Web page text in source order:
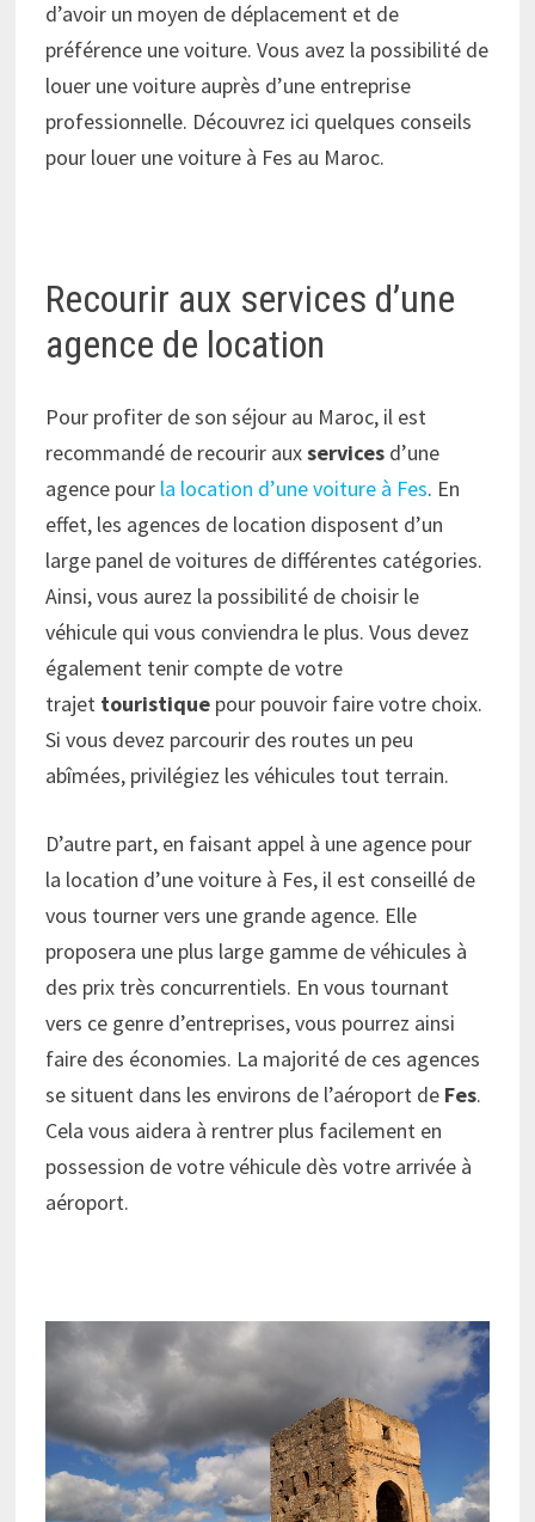
d’avoir un moyen de déplacement et de
préférence une voiture. Vous avez la possibilité de
louer une voiture auprès d’une entreprise
professionnelle. Découvrez ici quelques conseils
pour louer une voiture à Fes au Maroc.
Recourir aux services d’une
agence de location
Pour profiter de son séjour au Maroc, il est
recommandé de recourir auxservices d’une
agence pour la location d’une voiture à Fes. En
effet, les agences de location disposent d’un
large panel de voitures de différentes catégories.
Ainsi, vous aurez la possibilité de choisir le
véhicule qui vous conviendra le plus. Vous devez
également tenir compte de votre
trajet touristique pour pouvoir faire votre choix.
Si vous devez parcourir des routes un peu
abîmées, privilégiez les véhicules tout terrain.
D’autre part, en faisant appel à une agence pour
la location d’une voiture à Fes, il est conseillé de
vous tourner vers une grande agence. Elle
proposera une plus large gamme de véhicules à
des prix très concurrentiels. En vous tournant
vers ce genre d’entreprises, vous pourrez ainsi
faire des économies. La majorité de ces agences
se situent dans les environs de l’aéroport de Fes.
Cela vous aidera à rentrer plus facilement en
possession de votre véhicule dès votre arrivée à
aéroport.